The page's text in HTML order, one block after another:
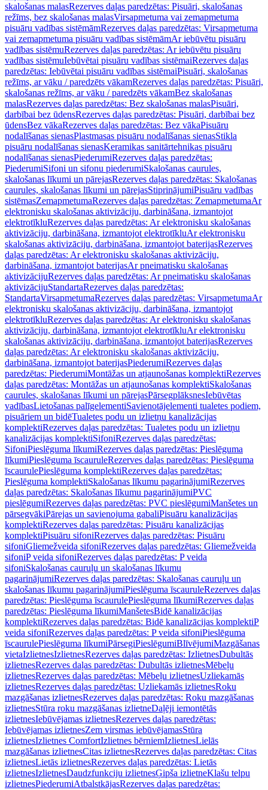
skalošanas malasRezerves daļas paredzētas: Pisuāri, skalošanas
režīms, bez skalošanas malasVirsapmetuma vai zemapmetuma
pisuāru vadības sistēmāmRezerves daļas paredzētas: Virsapmetuma
vai zemapmetuma pisuāru vadības sistēmāmAr iebūvētu pisuāru
vadības sistēmuRezerves daļas paredzētas: Ar iebūvētu pisuāru
vadības sistēmuIebūvētai pisuāru vadības sistēmaiRezerves daļas
paredzētas: Iebūvētai pisuāru vadības sistēmaiPisuāri, skalošanas
režīms, ar vāku / paredzēts vākamRezerves daļas paredzētas: Pisuāri,
skalošanas režīms, ar vāku / paredzēts vākamBez skalošanas
malasRezerves daļas paredzētas: Bez skalošanas malasPisuāri,
darbībai bez ūdensRezerves daļas paredzētas: Pisuāri, darbībai bez
ūdensBez vākaRezerves daļas paredzētas: Bez vākaPisuāru
nodalīšanas sienasPlastmasas pisuāru nodalīšanas sienasStikla
pisuāru nodalīšanas sienasKeramikas sanitārtehnikas pisuāru
nodalīšanas sienasPiederumiRezerves daļas paredzētas:
PiederumiSifoni un sifonu piederumiSkalošanas caurules,
skalošanas līkumi un pārejasRezerves daļas paredzētas: Skalošanas
caurules, skalošanas līkumi un pārejasStiprinājumiPisuāru vadības
sistēmasZemapmetumaRezerves daļas paredzētas: ZemapmetumaAr
elektronisku skalošanas aktivizāciju, darbināšana, izmantojot
elektrotīkluRezerves daļas paredzētas: Ar elektronisku skalošanas
aktivizāciju, darbināšana, izmantojot elektrotīkluAr elektronisku
skalošanas aktivizāciju, darbināšana, izmantojot baterijasRezerves
daļas paredzētas: Ar elektronisku skalošanas aktivizāciju,
darbināšana, izmantojot baterijasAr pneimatisku skalošanas
aktivizācijuRezerves daļas paredzētas: Ar pneimatisku skalošanas
aktivizācijuStandartaRezerves daļas paredzētas:
StandartaVirsapmetumaRezerves daļas paredzētas: VirsapmetumaAr
elektronisku skalošanas aktivizāciju, darbināšana, izmantojot
elektrotīkluRezerves daļas paredzētas: Ar elektronisku skalošanas
aktivizāciju, darbināšana, izmantojot elektrotīkluAr elektronisku
skalošanas aktivizāciju, darbināšana, izmantojot baterijasRezerves
daļas paredzētas: Ar elektronisku skalošanas aktivizāciju,
darbināšana, izmantojot baterijasPiederumiRezerves daļas
paredzētas: PiederumiMontāžas un atjaunošanas komplektiRezerves
daļas paredzētas: Montāžas un atjaunošanas komplektiSkalošanas
caurules, skalošanas līkumi un pārejasPārsegplāksnesIebūvētas
vadībasLietošanas palīgelementiSavienotājelementi tualetes podiem,
pisuāriem un bidēTualetes podu un izlietņu kanalizācijas
komplektiRezerves daļas paredzētas: Tualetes podu un izlietņu
kanalizācijas komplektiSifoniRezerves daļas paredzētas:
SifoniPieslēguma līkumiRezerves daļas paredzētas: Pieslēguma
līkumiPieslēguma īscauruleRezerves daļas paredzētas: Pieslēguma
īscaurulePieslēguma komplektiRezerves daļas paredzētas:
Pieslēguma komplektiSkalošanas līkumu pagarinājumiRezerves
daļas paredzētas: Skalošanas līkumu pagarinājumiPVC
pieslēgumiRezerves daļas paredzētas: PVC pieslēgumiManšetes un
pārsegvākiPārejas un savienojuma gabaliPisuāru kanalizācijas
komplektiRezerves daļas paredzētas: Pisuāru kanalizācijas
komplektiPisuāru sifoniRezerves daļas paredzētas: Pisuāru
sifoniGliemežveida sifoniRezerves daļas paredzētas: Gliemežveida
sifoniP veida sifoniRezerves daļas paredzētas: P veida
sifoniSkalošanas cauruļu un skalošanas līkumu
pagarinājumiRezerves daļas paredzētas: Skalošanas cauruļu un
skalošanas līkumu pagarinājumiPieslēguma īscauruleRezerves daļas
paredzētas: Pieslēguma īscaurulePieslēguma līkumiRezerves daļas
paredzētas: Pieslēguma līkumiManšetesBidē kanalizācijas
komplektiRezerves daļas paredzētas: Bidē kanalizācijas komplektiP
veida sifoniRezerves daļas paredzētas: P veida sifoniPieslēguma
īscaurulePieslēguma līkumiPārsegiPieslēgumiBlīvējumiMazgāšanas
vietaIzlietnesIzlietnesRezerves daļas paredzētas: IzlietnesDubultās
izlietnesRezerves daļas paredzētas: Dubultās izlietnesMēbeļu
izlietnesRezerves daļas paredzētas: Mēbeļu izlietnesUzliekamās
izlietnesRezerves daļas paredzētas: Uzliekamās izlietnesRoku
mazgāšanas izlietnesRezerves daļas paredzētas: Roku mazgāšanas
izlietnesStūra roku mazgāšanas izlietneDaļēji iemontētās
izlietnesIebūvējamas izlietnesRezerves daļas paredzētas:
Iebūvējamas izlietnesZem virsmas iebūvējamasStūra
izlietnesIzlietnes ComfortIzlietnes bērniemIzlietnesLielās
mazgāšanas izlietnesCitas izlietnesRezerves daļas paredzētas: Citas
izlietnesLietās izlietnesRezerves daļas paredzētas: Lietās
izlietnesIzlietnesDaudzfunkciju izlietnesĢipša izlietneKlašu telpu
izlietnesPiederumiAtbalstkājasRezerves daļas paredzētas: